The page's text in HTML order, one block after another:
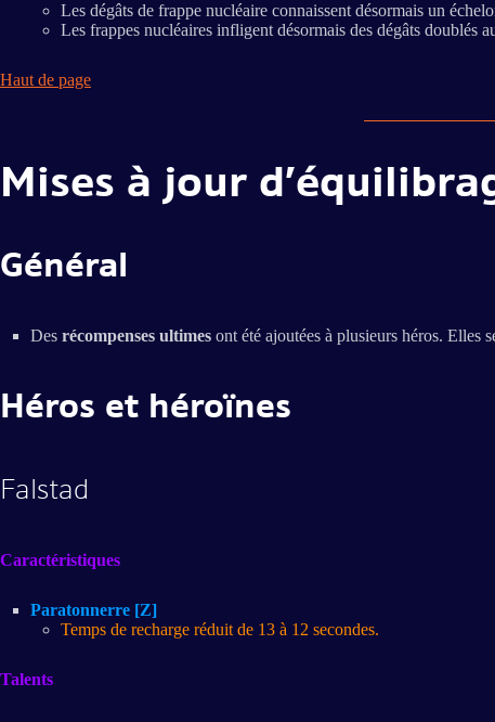
Les dégâts de frappe nucléaire connaissent désormais un
Les frappes nucléaires infligent désormais des dégâts doublés
Haut de page
Mises à jour
Général
Des récompenses ultimes ont été ajoutées à plusieurs héros. Elles
Héros et héroïnes
Falstad
Caractéristiques
Paratonnerre [Z]
Temps de recharge réduit de 13 à 12 secondes.
Talents